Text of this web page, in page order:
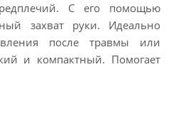
С его помощью
захват руки. Идеально
после травмы или
и компактный. Помогает